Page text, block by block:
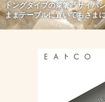
トングタイプの菜箸『サイバ
ままテーブルに置いてもさま